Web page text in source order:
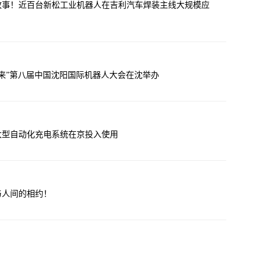
！近百台新松工业机器人在吉利汽车焊装主线大规模应
”第八届中国沈阳国际机器人大会在沈举办
自动化充电系统在京投入使用
间的相约！